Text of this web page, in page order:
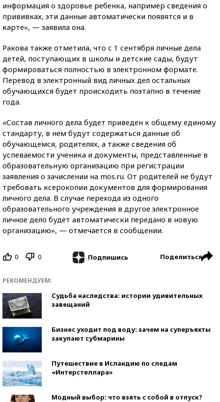
информация о здоровье ребенка, например сведения о
прививках, эти данные автоматически появятся и в
карте», — заявила она.
Ракова также отметила, что с 1 сентября личные дела
детей, поступающих в школы и детские сады, будут
формироваться полностью в электронном формате.
Перевод в электронный вид личных дел остальных
обучающихся будет происходить поэтапно в течение
года.
«Состав личного дела будет приведен к общему единому
стандарту, в нем будут содержаться данные об
обучающемся, родителях, а также сведения об
успеваемости ученика и документы, представленные в
образовательную организацию при регистрации
заявления о зачислении на mos.ru. От родителей не будут
требовать ксерокопии документов для формирования
личного дела. В случае перехода из одного
образовательного учреждения в другое электронное
личное дело будет автоматически передано в новую
организацию», — отмечается в сообщении.
0 0 Подпишись Поделиться
РЕКОМЕНДУЕМ:
Судьба наследства: истории удивительных
завещаний
Бизнес уходит под воду: зачем на суперъяхты
закупают субмарины
Путешествие в Исландию по следам
«Интерстеллара»
Модный выбор: что взять с собой в отпуск?